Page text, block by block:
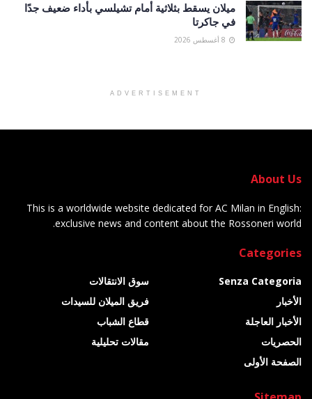
ميلان يسقط بثلاثية أمام تشيلسي بأداء ضعيف جدًا
في جاكرتا
ADVERTISEMENT
About Us
This is a worldwide website dedicated for AC Milan in English:
exclusive news and content about the Rossoneri world.
Categories
Senza Categoria
الأخبار
الأخبار العاجلة
الحصريات
الصفحة الأولى
سوق الانتقالات
فريق الميلان للسيدات
قطاع الشباب
مقالات تحليلية